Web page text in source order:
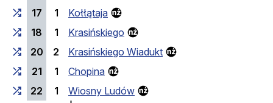
17
1
Kołłątaja
18
1
Krasińskiego
20
2
Krasińskiego Wiadukt
21
1
Chopina
22
1
Wiosny Ludów